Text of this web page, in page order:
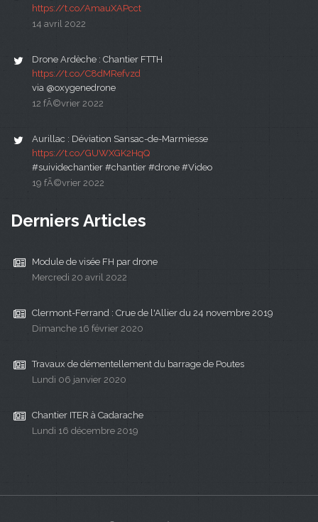
https://t.co/AmauXAPcct
14 avril 2022
Drone Ardèche : Chantier FTTH
https://t.co/C8dMRefvzd
via @oxygenedrone
12 fÃ©vrier 2022
Aurillac : Déviation Sansac-de-Marmiesse
https://t.co/GUWXGK2HqQ
#suividechantier #chantier #drone #Video
19 fÃ©vrier 2022
Derniers Articles
Module de visée FH par drone
Mercredi 20 avril 2022
Clermont-Ferrand : Crue de l'Allier du 24 novembre 2019
Dimanche 16 février 2020
Travaux de démentellement du barrage de Poutes
Lundi 06 janvier 2020
Chantier ITER à Cadarache
Lundi 16 décembre 2019